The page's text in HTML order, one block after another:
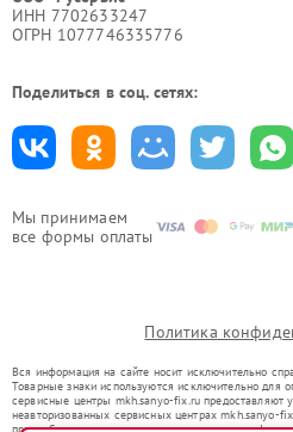
Мы принимаем
все формы оплаты
ИНН 7702633247
ОГРН 1077746335776
Поделиться в соц. сетях:
Политика
Вся информация на сайте носит исключительно
Товарные знаки используются исключительно для
сервисные центры mkh.sanyo-fix.ru предоставляют
неавторизованных сервисных центрах mkh.sanyo-